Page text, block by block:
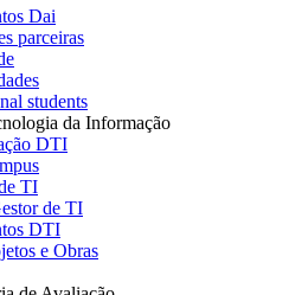
Dai
parceiras
students
da Informação
DTI
TI
de TI
DTI
e Obras